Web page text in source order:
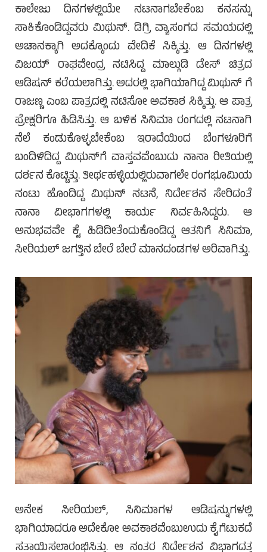
ಕಾಲೇಜು ದಿನಗಳಲ್ಲಿಯೇ ನಟನಾಗಬೇಕೆಂಬ ಕನಸನ್ನು
ಸಾಕಿಕೊಂಡಿದ್ದವರು ಮಿಥುನ್. ಡಿಗ್ರಿ ವ್ಯಾಸಂಗದ ಸಮಯದಲ್ಲಿ
ಅಚಾನಕ್ಕಾಗಿ ಅದಕ್ಕೊಂದು ವೇದಿಕೆ ಸಿಕ್ಕಿತ್ತು. ಆ ದಿನಗಳಲ್ಲಿ
ವಿಜಯ್ ರಾಘವೇಂದ್ರ ನಟಿಸಿದ್ದ ಮಾಲ್ಗುಡಿ ಡೇಸ್ ಚಿತ್ರದ
ಆಡಿಷನ್ ಕರೆಯಲಾಗಿತ್ತು. ಅದರಲ್ಲಿ ಭಾಗಿಯಾಗಿದ್ದ ಮಿಥುನ್ ಗೆ
ರಾಜಣ್ಣ ಎಂಬ ಪಾತ್ರದಲ್ಲಿ ನಟಿಸೋ ಅವಕಾಶ ಸಿಕ್ಕಿತ್ತು. ಆ ಪಾತ್ರ
ಪ್ರೇಕ್ಷರಿಗೂ ಹಿಡಿಸಿತ್ತು. ಆ ಬಳಿಕ ಸಿನಿಮಾ ರಂಗದಲ್ಲಿ ನಟನಾಗಿ
ನೆಲೆ ಕಂಡುಕೊಳ್ಳಬೇಕೆಂಬ ಇರಾದೆಯಿಂದ ಬೆಂಗಳೂರಿಗೆ
ಬಂದಿಳಿದಿದ್ದ ಮಿಥುನ್‌ಗೆ ವಾಸ್ತವವೆಂಬುದು ನಾನಾ ರೀತಿಯಲ್ಲಿ
ದರ್ಶನ ಕೊಟ್ಟಿತ್ತು. ತೀರ್ಥಹಳ್ಳಿಯಲ್ಲಿರುವಾಗಲೇ ರಂಗಭೂಮಿಯ
ನಂಟು ಹೊಂದಿದ್ದ ಮಿಥುನ್ ನಟನೆ, ನಿರ್ದೇಶನ ಸೇರಿದಂತೆ
ನಾನಾ ವೀಭಾಗಗಳಲ್ಲಿ ಕಾರ್ಯ ನಿರ್ವಹಿಸಿದ್ದರು. ಆ
ಅನುಭವವೇ ಕೈ ಹಿಡಿದೀತೆಂದುಕೊಂಡಿದ್ದ ಆತನಿಗೆ ಸಿನಿಮಾ,
ಸೀರಿಯಲ್ ಜಗತ್ತಿನ ಬೇರೆ ಬೇರೆ ಮಾನದಂಡಗಳ ಅರಿವಾಗಿತ್ತು.
ಅನೇಕ ಸೀರಿಯಲ್, ಸಿನಿಮಾಗಳ ಆಡಿಷನ್ನುಗಳಲ್ಲಿ
ಭಾಗಿಯಾದರೂ ಅದೇಕೋ ಅವಕಾಶವೆಂಬುಉದು ಕೈಗೆಟುಕದೆ
ಸತಾಯಿಸಲಾರಂಭಿಸಿತ್ತು. ಆ ನಂತರ ನಿರ್ದೇಶನ ವಿಭಾಗದತ್ತ